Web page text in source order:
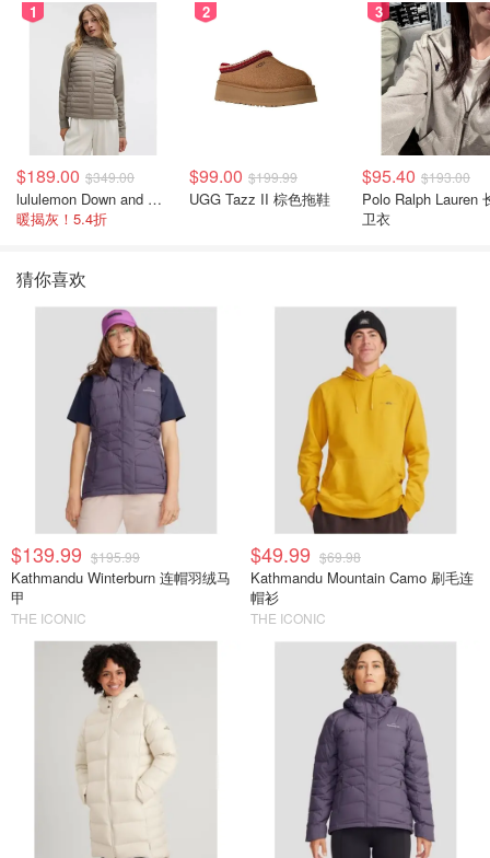
1
$189.00 $349.00
lululemon Down and Around 羽绒夹克
暖揭灰！5.4折
2
$99.00 $199.99
UGG Tazz II 棕色拖鞋
3
$95.40 $193.00
Polo Ralph Lauren
卫衣
猜你喜欢
$139.99 $195.99
Kathmandu Winterburn 连帽羽绒马
甲
THE ICONIC
$49.99 $69.98
Kathmandu Mountain Camo 刷毛连
帽衫
THE ICONIC